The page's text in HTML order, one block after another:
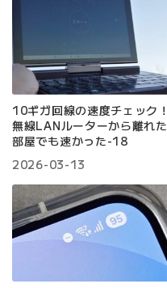
10ギガ回線の速度チェック！
無線LANルーターから離れた
部屋でも速かった-18
2026-03-13